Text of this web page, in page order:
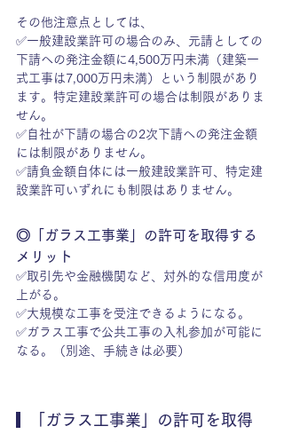
その他注意点としては、
✅一般建設業許可の場合のみ、元請としての
下請への発注金額に4,500万円未満（建築一
式工事は7,000万円未満）という制限があり
ます。特定建設業許可の場合は制限がありま
せん。
✅自社が下請の場合の2次下請への発注金額
には制限がありません。
✅請負金額自体には一般建設業許可、特定建
設業許可いずれにも制限はありません。
◎「ガラス工事業」の許可を取得する
メリット
✅取引先や金融機関など、対外的な信用度が
上がる。
✅大規模な工事を受注できるようになる。
✅ガラス工事で公共工事の入札参加が可能に
なる。（別途、手続きは必要）
  「ガラス工事業」の許可を取得